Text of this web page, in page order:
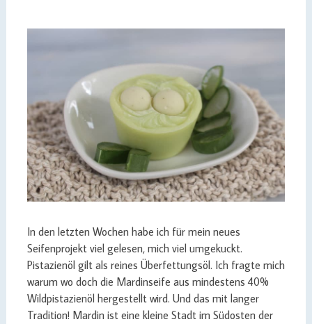
In den letzten Wochen habe ich für mein neues
Seifenprojekt viel gelesen, mich viel umgekuckt.
Pistazienöl gilt als reines Überfettungsöl. Ich fragte mich
warum wo doch die Mardinseife aus mindestens 40%
Wildpistazienöl hergestellt wird. Und das mit langer
Tradition! Mardin ist eine kleine Stadt im Südosten der